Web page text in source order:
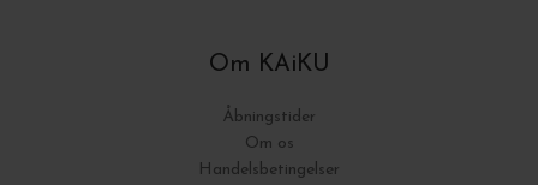
Om KAiKU
Åbningstider
Om os
Handelsbetingelser